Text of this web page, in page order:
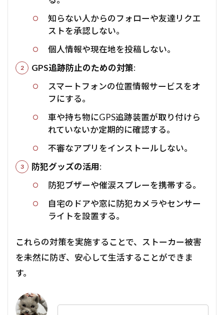
知らない人からのフォローや友達リクエ
ストを承認しない。
個人情報や現在地を投稿しない。
GPS追跡防止のための対策:
スマートフォンの位置情報サービスをオ
フにする。
車や持ち物にGPS追跡装置が取り付けら
れていないか定期的に確認する。
不審なアプリをインストールしない。
防犯グッズの活用:
防犯ブザーや催涙スプレーを携帯する。
自宅のドアや窓に防犯カメラやセンサー
ライトを設置する。
これらの対策を実施することで、ストーカー被害
を未然に防ぎ、安心して生活することができま
す。